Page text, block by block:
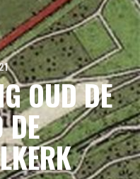
OUD DE